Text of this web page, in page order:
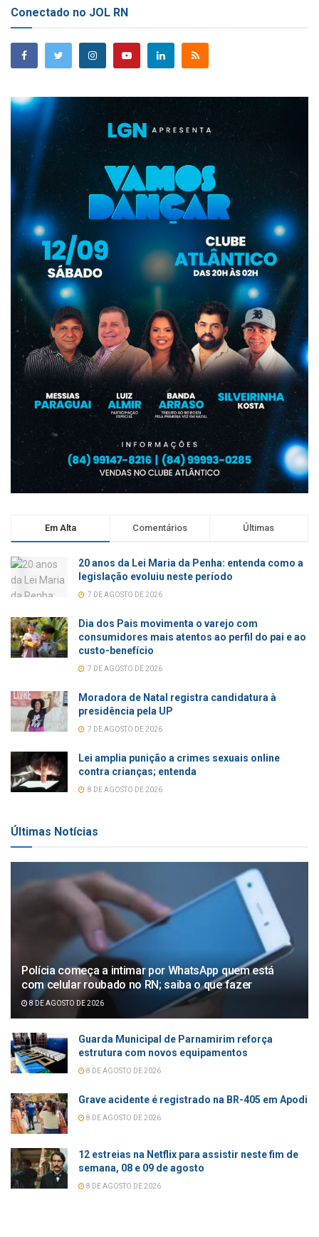
Conectado no JOL RN
Em Alta Comentários Últimas
20 anos da Lei Maria da Penha: entenda como a
legislação evoluiu neste período
7 DE AGOSTO DE 2026
Dia dos Pais movimenta o varejo com
consumidores mais atentos ao perfil do pai e ao
custo-benefício
7 DE AGOSTO DE 2026
Moradora de Natal registra candidatura à
presidência pela UP
7 DE AGOSTO DE 2026
Lei amplia punição a crimes sexuais online
contra crianças; entenda
8 DE AGOSTO DE 2026
Últimas Notícias
Polícia começa a intimar por WhatsApp quem está
com celular roubado no RN; saiba o que fazer
8 DE AGOSTO DE 2026
Guarda Municipal de Parnamirim reforça
estrutura com novos equipamentos
8 DE AGOSTO DE 2026
Grave acidente é registrado na BR-405 em Apodi
8 DE AGOSTO DE 2026
12 estreias na Netflix para assistir neste fim de
semana, 08 e 09 de agosto
8 DE AGOSTO DE 2026